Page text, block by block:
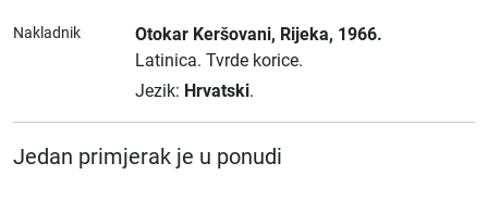
Nakladnik Otokar Keršovani, Rijeka, 1966.
Latinica. Tvrde korice.
Jezik: Hrvatski.
Jedan primjerak je u ponudi